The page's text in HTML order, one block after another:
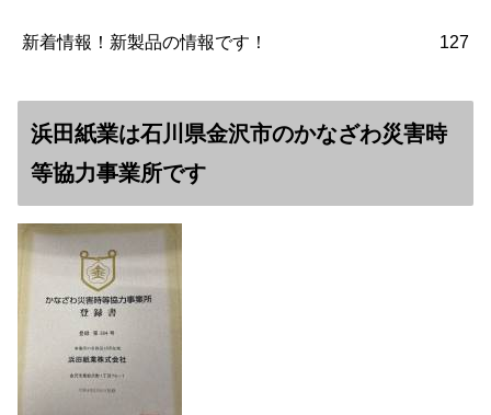
新着情報！新製品の情報です！ 127
浜田紙業は石川県金沢市のかなざわ災害時
等協力事業所です